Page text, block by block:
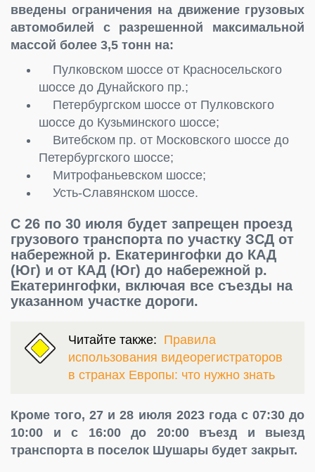
введены ограничения на движение грузовых
автомобилей с разрешенной максимальной
массой более 3,5 тонн на:
Пулковском шоссе от Красносельского
шоссе до Дунайского пр.;
Петербургском шоссе от Пулковского
шоссе до Кузьминского шоссе;
Витебском пр. от Московского шоссе до
Петербургского шоссе;
Митрофаньевском шоссе;
Усть-Славянском шоссе.
С 26 по 30 июля будет запрещен проезд
грузового транспорта по участку ЗСД от
набережной р. Екатерингофки до КАД
(Юг) и от КАД (Юг) до набережной р.
Екатерингофки, включая все съезды на
указанном участке дороги.
Читайте также: Правила
использования видеорегистраторов
в странах Европы: что нужно знать
Кроме того, 27 и 28 июля 2023 года с 07:30 до
10:00 и с 16:00 до 20:00 въезд и выезд
транспорта в поселок Шушары будет закрыт.